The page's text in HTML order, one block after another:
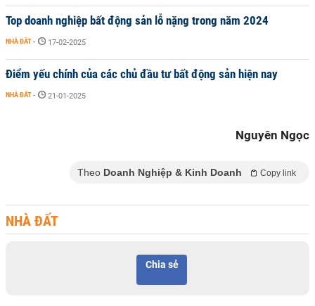
Top doanh nghiệp bất động sản lỗ nặng trong năm 2024
NHÀ ĐẤT - 17-02-2025
Điểm yếu chính của các chủ đầu tư bất động sản hiện nay
NHÀ ĐẤT - 21-01-2025
Nguyên Ngọc
Theo Doanh Nghiệp & Kinh Doanh Copy link
NHÀ ĐẤT
Chia sẻ